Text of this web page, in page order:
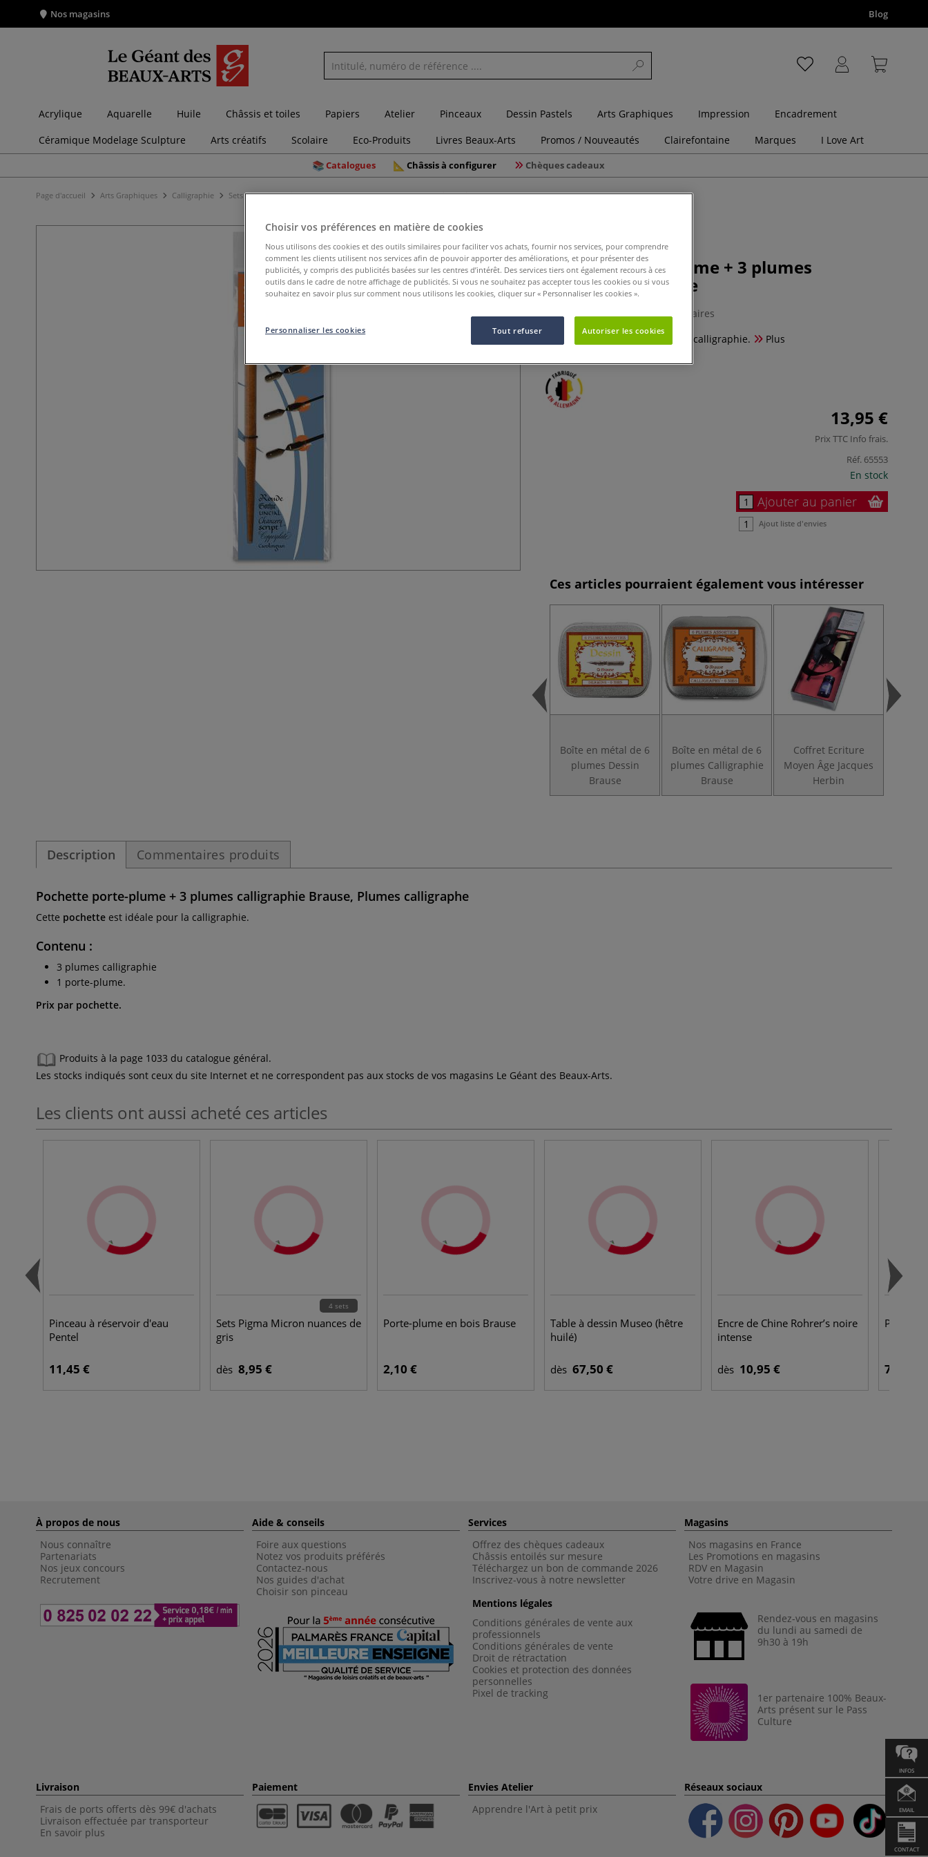
INFOS
EMAIL
CONTACT
Nos magasins Blog
Acrylique Aquarelle Huile Châssis et toiles Papiers Atelier Pinceaux Dessin Pastels Arts Graphiques Impression
Encadrement
Céramique Modelage Sculpture
Arts créatifs Scolaire Eco-Produits Livres Beaux-Arts Promos / Nouveautés Clairefontaine Marques I Love Art
Catalogues Châssis à configurer Chèques cadeaux
Page d'accueil Arts Graphiques Calligraphie Sets de calligraphie Pochette porte-plume + 3 plumes calligraphie Brause
Pochette porte-plume + 3 plumes
calligraphie Brause
0 Commentaires
Cette pochette est idéale pour la calligraphie.
Plus
13,95 €
Prix TTC Info frais.
Réf. 65553
En stock
Ajouter au panier
Ajout liste d'envies
Ces articles pourraient également vous intéresser
Boîte en métal de 6
plumes Dessin
Brause
Boîte en métal de 6
plumes Calligraphie
Brause
Coffret Ecriture
Moyen Âge Jacques
Herbin
Description Commentaires produits
Pochette porte-plume + 3 plumes calligraphie Brause, Plumes calligraphe
Cette pochette est idéale pour la calligraphie.
Contenu :
3 plumes calligraphie
1 porte-plume.
Prix par pochette.
Produits à la page 1033 du catalogue général.
Les stocks indiqués sont ceux du site Internet et ne correspondent pas aux stocks de vos magasins Le Géant des Beaux-Arts.
Les clients ont aussi acheté ces articles
Pinceau à réservoir d'eau
Pentel
11,45 €
4 sets
Sets Pigma Micron nuances de
gris
dès 8,95 €
Porte-plume en bois Brause
2,10 €
Table à dessin Museo (hêtre
huilé)
dès 67,50 €
Encre de Chine Rohrer’s noire
intense
dès 10,95 €
Papier
7,95 €
À propos de nous
Nous connaître
Partenariats
Nos jeux concours
Recrutement
Aide & conseils
Foire aux questions
Notez vos produits préférés
Contactez-nous
Nos guides d'achat
Choisir son pinceau
Services
Offrez des chèques cadeaux
Châssis entoilés sur mesure
Téléchargez un bon de commande 2026
Inscrivez-vous à notre newsletter
Mentions légales
Conditions générales de vente aux
professionnels
Conditions générales de vente
Droit de rétractation
Cookies et protection des données
personnelles
Pixel de tracking
Magasins
Nos magasins en France
Les Promotions en magasins
RDV en Magasin
Votre drive en Magasin
Rendez-vous en magasins
du lundi au samedi de
9h30 à 19h
1er partenaire 100% Beaux-
Arts présent sur le Pass
Culture
Livraison
Frais de ports offerts dès 99€ d'achats
Livraison effectuée par transporteur
En savoir plus
Paiement
Envies Atelier
Apprendre l'Art à petit prix
Réseaux sociaux
Choisir vos préférences en matière de cookies
Nous utilisons des cookies et des outils similaires pour faciliter vos achats, fournir nos services, pour comprendre
comment les clients utilisent nos services afin de pouvoir apporter des améliorations, et pour présenter des
publicités, y compris des publicités basées sur les centres d’intérêt. Des services tiers ont également recours à ces
outils dans le cadre de notre affichage de publicités. Si vous ne souhaitez pas accepter tous les cookies ou si vous
souhaitez en savoir plus sur comment nous utilisons les cookies, cliquer sur « Personnaliser les cookies ».
Tout refuser Autoriser les cookies
Personnaliser les cookies